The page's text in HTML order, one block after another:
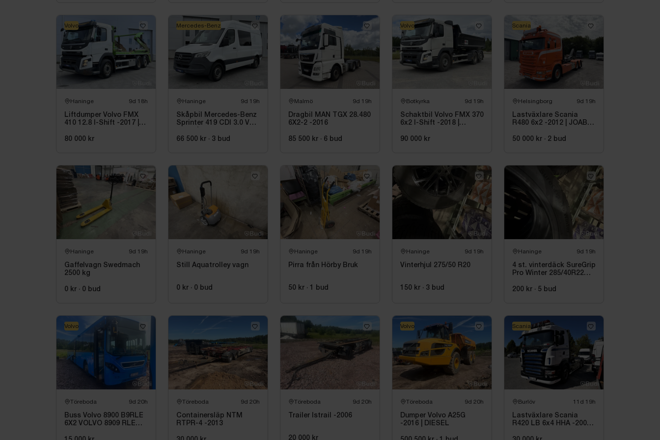
Haninge 9d 18h
Liftdumper Volvo FMX
410 12.8 I-Shift -2017 |
80 000 kr
Volvo
Haninge 9d 19h
Skåpbil Mercedes-Benz
Sprinter 419 CDI 3.0 V6
66 500 kr · 3 bud
Mercedes-Benz
Malmö 9d 19h
Dragbil MAN TGX 28.480
6X2-2 -2016
85 500 kr · 6 bud
Botkyrka 9d 19h
Schaktbil Volvo FMX 370
6x2 I-Shift -2018 |
90 000 kr
Volvo
Helsingborg 9d 19h
Lastväxlare Scania
R480 6x2 -2012 | JOAB
50 000 kr · 2 bud
Scania
Haninge 9d 19h
Gaffelvagn Swedmach
2500 kg
0 kr · 0 bud
Haninge 9d 19h
Still Aquatrolley vagn
0 kr · 0 bud
Haninge 9d 19h
Pirra från Hörby Bruk
50 kr · 1 bud
Haninge 9d 19h
Vinterhjul 275/50 R20
150 kr · 3 bud
Haninge 9d 19h
4 st. vinterdäck SureGrip
Pro Winter 285/40R22
200 kr · 5 bud
Töreboda 9d 20h
Buss Volvo 8900 B9RLE
6X2 VOLVO 8909 RLE
Volvo
Töreboda 9d 20h
Containersläp NTM
RTPR-4 -2013
Töreboda 9d 20h
Trailer Istrail -2006
20 000 kr
Töreboda 9d 20h
Dumper Volvo A25G
-2016 | DIESEL
Volvo
Burlöv 11d 19h
Lastväxlare Scania
R420 LB 6x4 HHA -2008 |
Scania